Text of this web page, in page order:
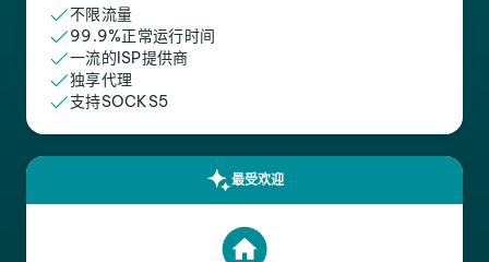
不限流量
99.9%正常运行时间
一流的ISP提供商
独享代理
支持SOCKS5
最受欢迎